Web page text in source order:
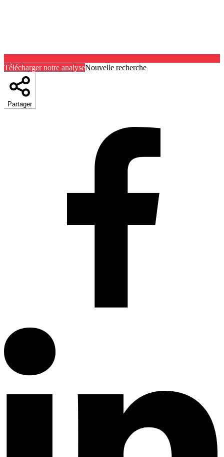
Télécharger notre analyseNouvelle recherche
Partager